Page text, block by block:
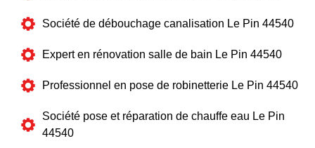
Société de débouchage canalisation Le Pin 44540
Expert en rénovation salle de bain Le Pin 44540
Professionnel en pose de robinetterie Le Pin 44540
Société pose et réparation de chauffe eau Le Pin
44540